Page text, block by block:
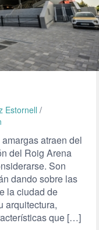
Estornell /
atraen del
del Roig Arena
Son
dando sobre las
la ciudad de
arquitectura,
que […]